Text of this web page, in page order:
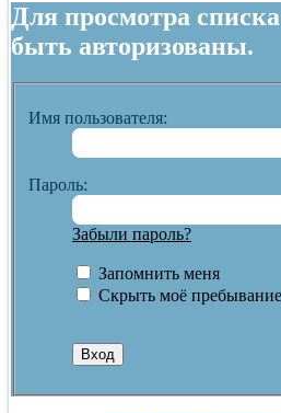
Для просмотра
быть авторизованы.
Имя пользователя:
Пароль:
Забыли пароль?
Запомнить меня
Скрыть моё